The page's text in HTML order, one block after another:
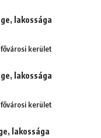
lakossága
fővárosi kerület
lakossága
fővárosi kerület
lakossága